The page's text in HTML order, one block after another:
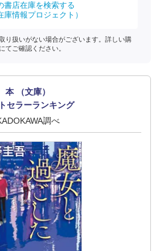
書店在庫を検索する
庫情報プロジェクト）
り扱いがない場合がございます。詳しい購
てご確認ください。
本 （文庫）
セラーランキング
調べ